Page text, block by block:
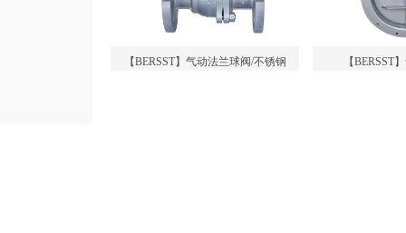
【BERSST】气动法兰球阀/不锈钢 【BERSST